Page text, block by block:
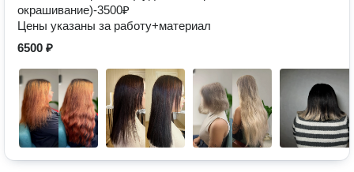
окрашивание)-3500₽
Цены указаны за работу+материал
6500 ₽